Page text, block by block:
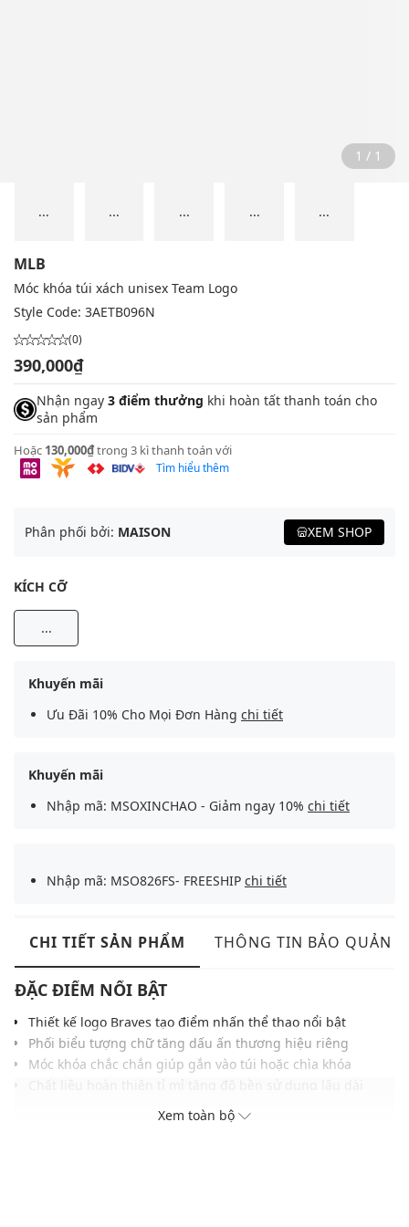
1 / 1
... ... ... ... ...
MLB
Móc khóa túi xách unisex Team Logo
Style Code: 3AETB096N
(0)
390,000₫
Nhận ngay 3 điểm thưởng khi hoàn tất thanh toán cho
sản phẩm
Hoặc 130,000₫trong 3 kì thanh toán với
Tìm hiểu thêm
Phân phối bởi: MAISON XEM SHOP
KÍCH CỠ
...
Khuyến mãi
Ưu Đãi 10% Cho Mọi Đơn Hàng chi tiết
Khuyến mãi
Nhập mã: MSOXINCHAO - Giảm ngay 10% chi tiết
Nhập mã: MSO826FS- FREESHIP chi tiết
CHI TIẾT SẢN PHẨM THÔNG TIN BẢO QUẢN
ĐẶC ĐIỂM NỔI BẬT
Thiết kế logo Braves tạo điểm nhấn thể thao nổi bật
Phối biểu tượng chữ tăng dấu ấn thương hiệu riêng
Móc khóa chắc chắn giúp gắn vào túi hoặc chìa khóa
Kích thước nhỏ gọn thuận tiện mang theo mỗi ngày
Màu sắc nổi bật phù hợp nhiều phong cách thời trang
Xem toàn bộ